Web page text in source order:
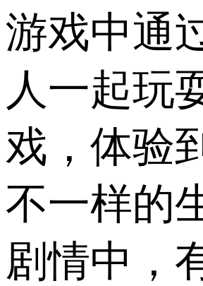
游戏中通
人一起玩
戏，体验
不一样的
剧情中，